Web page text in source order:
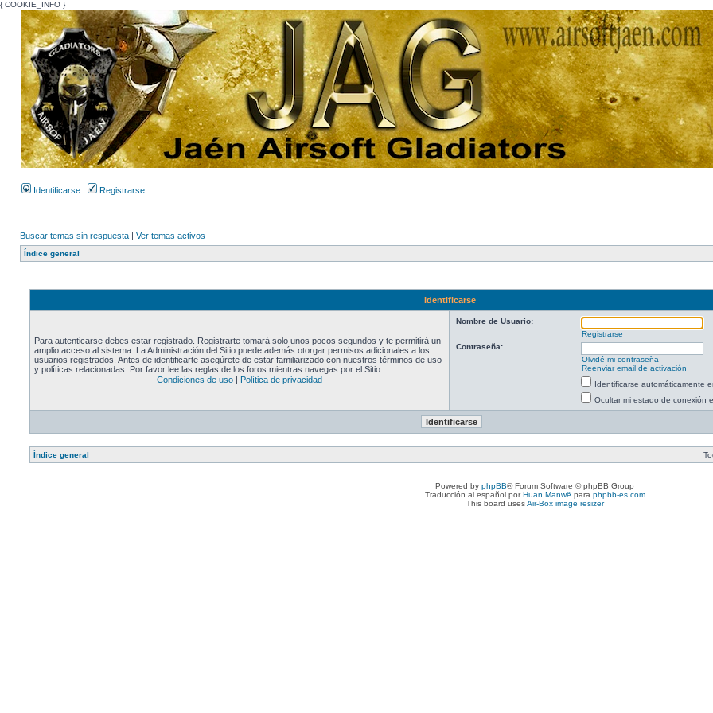
{ COOKIE_INFO }
Identificarse Registrarse
Buscar temas sin respuesta | Ver temas activos
Índice general
Identificarse
Para autenticarse debes estar registrado. Registrarte tomará solo unos pocos segundos y te permitirá un
amplio acceso al sistema. La Administración del Sitio puede además otorgar permisos adicionales a los
usuarios registrados. Antes de identificarte asegúrete de estar familiarizado con nuestros términos de uso
y políticas relacionadas. Por favor lee las reglas de los foros mientras navegas por el Sitio.
Condiciones de uso | Política de privacidad
Nombre de Usuario:
Registrarse
Contraseña:
Olvidé mi contraseña
Reenviar email de activación
Identificarse automáticamente
Ocultar mi estado de conexión
Índice general
Powered by phpBB® Forum Software © phpBB Group
Traducción al español porHuan Manwë para phpbb-es.com
This board usesAir-Box image resizer